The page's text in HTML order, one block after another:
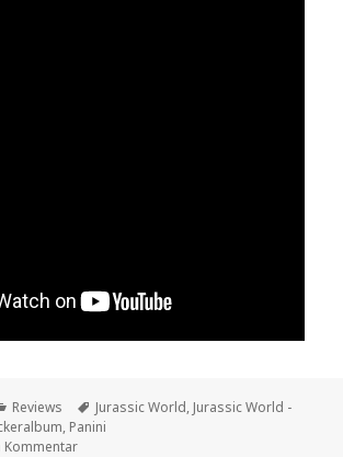
Kategorien
Reviews Schlagwörter
Jurassic World, Jurassic World -
, Panini
Kommentarzu Review: „Jurassic World – Das